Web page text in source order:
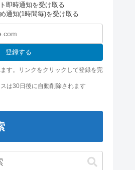
即時通知を受け取る
通知(1時間毎)を受け取る
登録する
す。リンクをクリックして登録を完
は30日後に自動削除されます